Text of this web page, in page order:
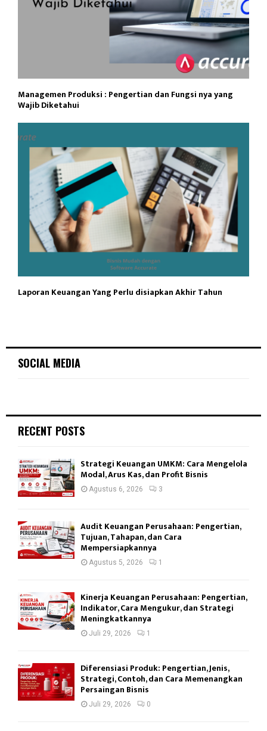
Managemen Produksi : Pengertian dan Fungsi nya yang
Wajib Diketahui
Laporan Keuangan Yang Perlu disiapkan Akhir Tahun
SOCIAL MEDIA
RECENT POSTS
Strategi Keuangan UMKM: Cara Mengelola
Modal, Arus Kas, dan Profit Bisnis
Agustus 6, 2026 3
Audit Keuangan Perusahaan: Pengertian,
Tujuan, Tahapan, dan Cara
Mempersiapkannya
Agustus 5, 2026 1
Kinerja Keuangan Perusahaan: Pengertian,
Indikator, Cara Mengukur, dan Strategi
Meningkatkannya
Juli 29, 2026 1
Diferensiasi Produk: Pengertian, Jenis,
Strategi, Contoh, dan Cara Memenangkan
Persaingan Bisnis
Juli 29, 2026 0